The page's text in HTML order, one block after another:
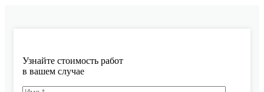
Узнайте стоимость работ
в вашем случае